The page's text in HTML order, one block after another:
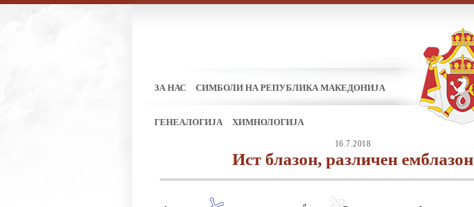
ЗА НАС СИМБОЛИ НА РЕПУБЛИКА МАКЕДОНИЈА
ГЕНЕАЛОГИЈА ХИМНОЛОГИЈА
16.7.2018
Ист блазон, различен емблазон